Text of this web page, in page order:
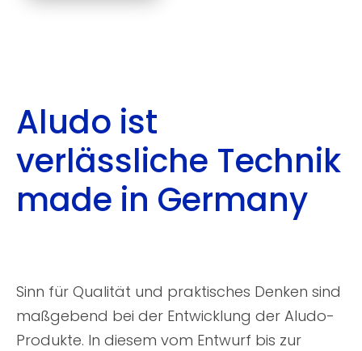
Aludo ist
verlässliche Technik
made in Germany
Sinn für Qualität und praktisches Denken sind
maßgebend bei der Entwicklung der Aludo-
Produkte. In diesem vom Entwurf bis zur